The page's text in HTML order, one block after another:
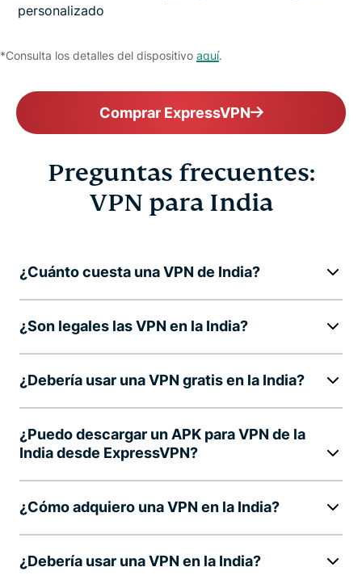
personalizado
*Consulta los detalles del dispositivo aquí.
Comprar ExpressVPN
Preguntas frecuentes:
VPN para India
¿Cuánto cuesta una VPN de India?
¿Son legales las VPN en la India?
¿Debería usar una VPN gratis en la India?
¿Puedo descargar un APK para VPN de la
India desde ExpressVPN?
¿Cómo adquiero una VPN en la India?
¿Debería usar una VPN en la India?